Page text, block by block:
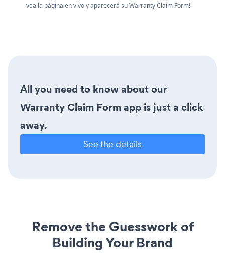
vea la página en vivo y aparecerá su Warranty Claim Form!
All you need to know about our
Warranty Claim Form app is just a click
away.
See the details
Remove the Guesswork of
Building Your Brand